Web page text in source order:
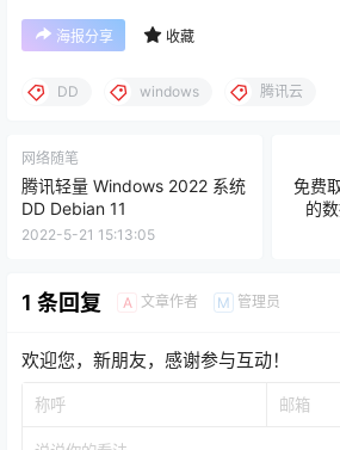
海报分享 收藏
DD windows 腾讯云
网络随笔
腾讯轻量 Windows 2022 系统
DD Debian 11
2022-5-21 15:13:05
免费
的
1 条回复 A 文章作者 M 管理员
欢迎您，新朋友，感谢参与互动！